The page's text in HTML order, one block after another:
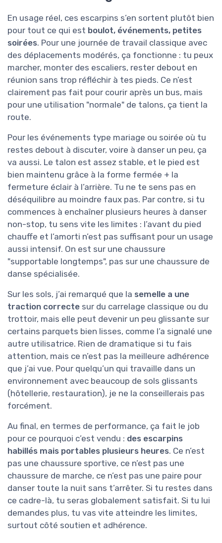
En usage réel, ces escarpins s’en sortent plutôt bien
pour tout ce qui est boulot, événements, petites
soirées. Pour une journée de travail classique avec
des déplacements modérés, ça fonctionne : tu peux
marcher, monter des escaliers, rester debout en
réunion sans trop réfléchir à tes pieds. Ce n’est
clairement pas fait pour courir après un bus, mais
pour une utilisation "normale" de talons, ça tient la
route.
Pour les événements type mariage ou soirée où tu
restes debout à discuter, voire à danser un peu, ça
va aussi. Le talon est assez stable, et le pied est
bien maintenu grâce à la forme fermée + la
fermeture éclair à l’arrière. Tu ne te sens pas en
déséquilibre au moindre faux pas. Par contre, si tu
commences à enchaîner plusieurs heures à danser
non-stop, tu sens vite les limites : l’avant du pied
chauffe et l’amorti n’est pas suffisant pour un usage
aussi intensif. On est sur une chaussure
"supportable longtemps", pas sur une chaussure de
danse spécialisée.
Sur les sols, j’ai remarqué que la semelle a une
traction correcte sur du carrelage classique ou du
trottoir, mais elle peut devenir un peu glissante sur
certains parquets bien lisses, comme l’a signalé une
autre utilisatrice. Rien de dramatique si tu fais
attention, mais ce n’est pas la meilleure adhérence
que j’ai vue. Pour quelqu’un qui travaille dans un
environnement avec beaucoup de sols glissants
(hôtellerie, restauration), je ne la conseillerais pas
forcément.
Au final, en termes de performance, ça fait le job
pour ce pourquoi c’est vendu : des escarpins
habillés mais portables plusieurs heures. Ce n’est
pas une chaussure sportive, ce n’est pas une
chaussure de marche, ce n’est pas une paire pour
danser toute la nuit sans t’arrêter. Si tu restes dans
ce cadre-là, tu seras globalement satisfait. Si tu lui
demandes plus, tu vas vite atteindre les limites,
surtout côté soutien et adhérence.